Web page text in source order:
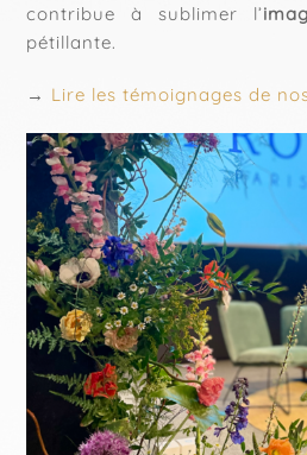
contribue à sublimer l’
pétillante.
→ Lire les témoignages de